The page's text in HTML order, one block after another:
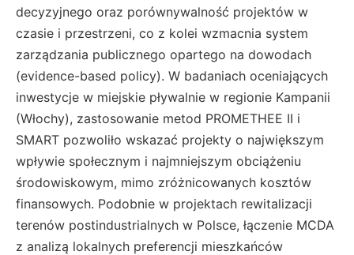
decyzyjnego oraz porównywalność projektów w
czasie i przestrzeni, co z kolei wzmacnia system
zarządzania publicznego opartego na dowodach
(evidence-based policy). W badaniach oceniających
inwestycje w miejskie pływalnie w regionie Kampanii
(Włochy), zastosowanie metod PROMETHEE II i
SMART pozwoliło wskazać projekty o największym
wpływie społecznym i najmniejszym obciążeniu
środowiskowym, mimo zróżnicowanych kosztów
finansowych. Podobnie w projektach rewitalizacji
terenów postindustrialnych w Polsce, łączenie MCDA
z analizą lokalnych preferencji mieszkańców